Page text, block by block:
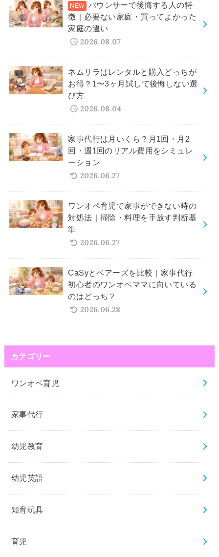
バウンサーで後悔する人の特
徴｜必要ない家庭・買ってよかった
家庭の違い
2026.08.07
ネムリラはレンタルと購入どっちが
お得？1〜3ヶ月試して後悔しない選
び方
2026.08.04
家事代行は月いくら？月1回・月2
回・週1回のリアル費用をシミュレ
ーション
2026.06.27
ワンオペ育児で家事ができない時の
対処法｜掃除・料理を手放す判断基
準
2026.06.27
CaSyとベアーズを比較｜家事代行
初心者のワンオペママに向いている
のはどっち？
2026.06.28
カテゴリー
ワンオペ育児
家事代行
幼児教育
幼児英語
知育玩具
育児